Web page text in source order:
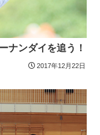
ナンダイを追う！
2017年12月22日